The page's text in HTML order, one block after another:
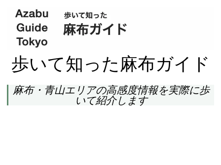
歩いて知った麻布ガイド
麻布・青山エリアの高感度情報を実際に歩
いて紹介します